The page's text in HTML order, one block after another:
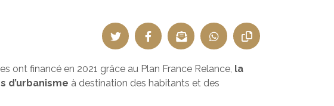
ont financé en 2021 grâce au Plan France Relance, la
d’urbanisme à destination des habitants et des